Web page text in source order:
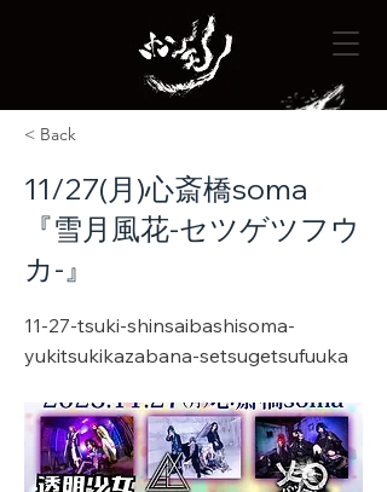
< Back
11/27(月)心斎橋soma
『雪月風花-セツゲツフウ
カ-』
11-27-tsuki-shinsaibashisoma-
yukitsukikazabana-setsugetsufuuka